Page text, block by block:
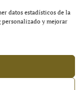
datos estadísticos de la
personalizado y mejorar